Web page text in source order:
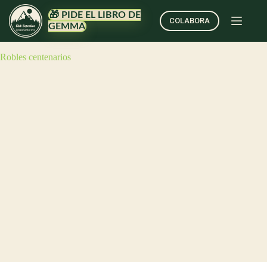
🎁 PIDE EL LIBRO DE
GEMMA
COLABORA
Robles centenarios